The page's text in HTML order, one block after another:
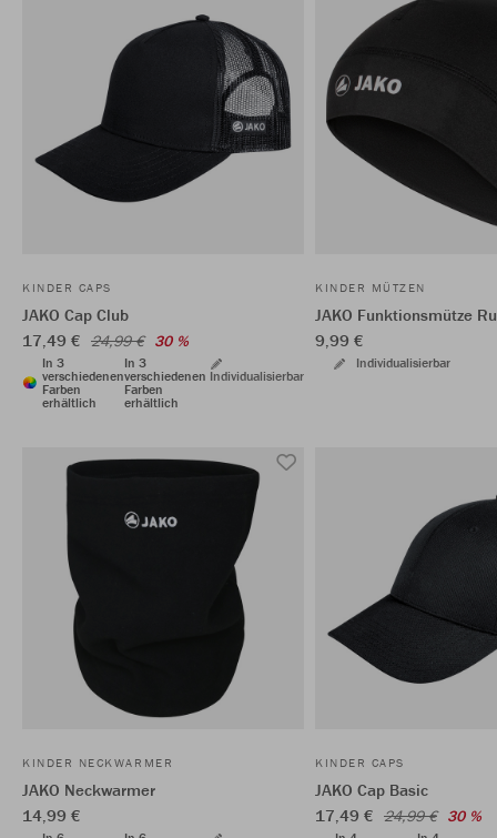
KINDER CAPS
JAKO Cap Club
17,49 € 24,99 € 30 %
In 3
verschiedenen
Farben
erhältlich
In 3
verschiedenen
Farben
erhältlich
Individualisierbar
KINDER MÜTZEN
JAKO Funktionsmütze
9,99 €
Individualisierbar
KINDER NECKWARMER
JAKO Neckwarmer
14,99 €
KINDER CAPS
JAKO Cap Basic
17,49 € 24,99 € 30 %